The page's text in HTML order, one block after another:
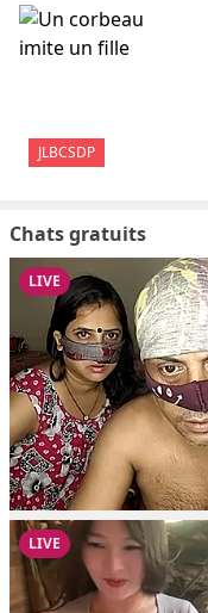
JLBCSDP
Chats gratuits